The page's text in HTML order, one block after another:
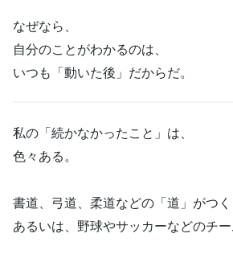
なぜなら、
自分のことがわかるのは、
いつも「動いた後」だからだ。
私の「続かなかったこと」は、
色々ある。
書道、弓道、柔道などの「道」がつく
あるいは、野球やサッカーなどのチー